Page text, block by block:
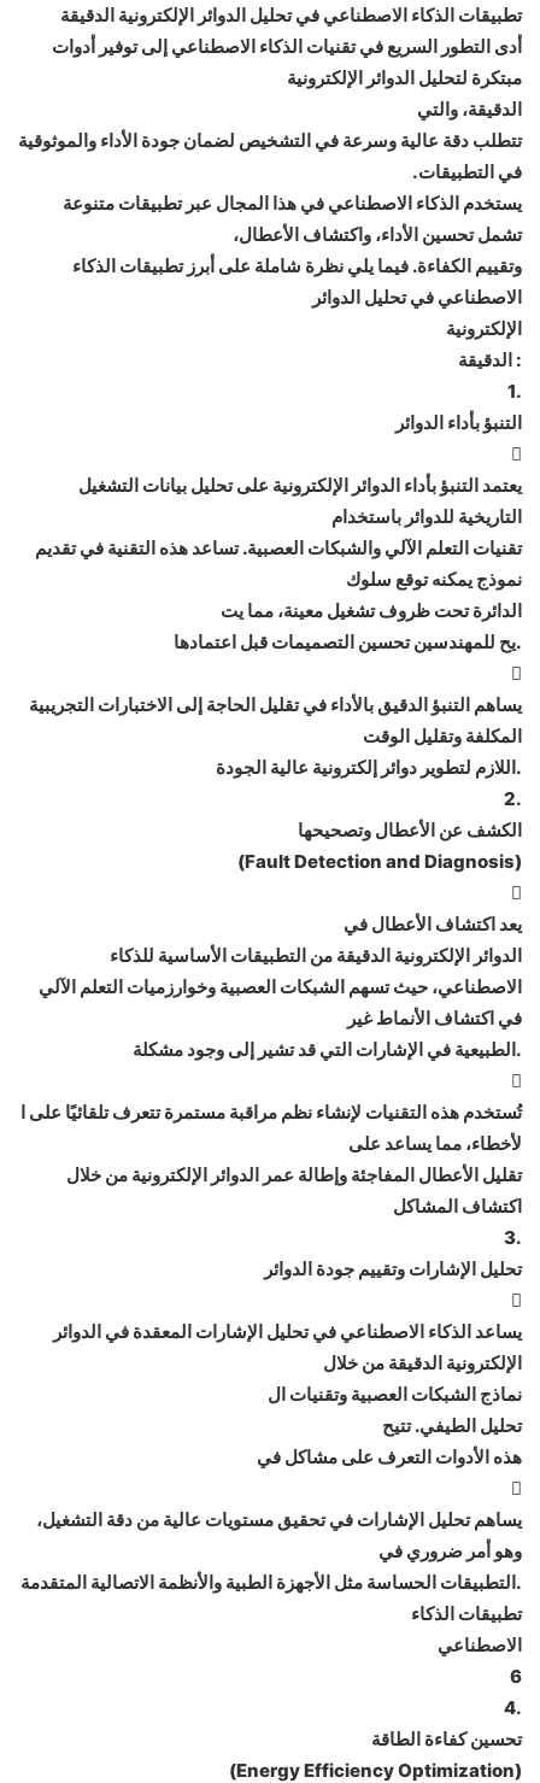
تطبيقات الذكاء الاصطناعي في تحليل الدوائر الإلكترونية الدقيقة
أدى التطور السريع في تقنيات الذكاء الاصطناعي إلى توفير أدوات
مبتكرة لتحليل الدوائر الإلكترونية
الدقيقة، والتي
تتطلب دقة عالية وسرعة في التشخيص لضمان جودة الأداء والموثوقية
في التطبيقات.
يستخدم الذكاء الاصطناعي في هذا المجال عبر تطبيقات متنوعة
تشمل تحسين الأداء، واكتشاف الأعطال،
وتقييم الكفاءة. فيما يلي نظرة شاملة على أبرز تطبيقات الذكاء
الاصطناعي في تحليل الدوائر
الإلكترونية
: الدقيقة
.1
التنبؤ بأداء الدوائر

يعتمد التنبؤ بأداء الدوائر الإلكترونية على تحليل بيانات التشغيل
التاريخية للدوائر باستخدام
تقنيات التعلم الآلي والشبكات العصبية. تساعد هذه التقنية في تقديم
نموذج يمكنه توقع سلوك
الدائرة تحت ظروف تشغيل معينة، مما يت
.يح للمهندسين تحسين التصميمات قبل اعتمادها

يساهم التنبؤ الدقيق بالأداء في تقليل الحاجة إلى الاختبارات التجريبية
المكلفة وتقليل الوقت
.اللازم لتطوير دوائر إلكترونية عالية الجودة
.2
الكشف عن الأعطال وتصحيحها
(Fault Detection and Diagnosis)

يعد اكتشاف الأعطال في
الدوائر الإلكترونية الدقيقة من التطبيقات الأساسية للذكاء
الاصطناعي، حيث تسهم الشبكات العصبية وخوارزميات التعلم الآلي
في اكتشاف الأنماط غير
.الطبيعية في الإشارات التي قد تشير إلى وجود مشكلة

تُستخدم هذه التقنيات لإنشاء نظم مراقبة مستمرة تتعرف تلقائيًا على ا
لأخطاء، مما يساعد على
تقليل الأعطال المفاجئة وإطالة عمر الدوائر الإلكترونية من خلال
اكتشاف المشاكل
.3
تحليل الإشارات وتقييم جودة الدوائر

يساعد الذكاء الاصطناعي في تحليل الإشارات المعقدة في الدوائر
الإلكترونية الدقيقة من خلال
نماذج الشبكات العصبية وتقنيات ال
تحليل الطيفي. تتيح
هذه الأدوات التعرف على مشاكل في

يساهم تحليل الإشارات في تحقيق مستويات عالية من دقة التشغيل،
وهو أمر ضروري في
.التطبيقات الحساسة مثل الأجهزة الطبية والأنظمة الاتصالية المتقدمة
تطبيقات الذكاء
الاصطناعي
6
.4
تحسين كفاءة الطاقة
(Energy Efficiency Optimization)